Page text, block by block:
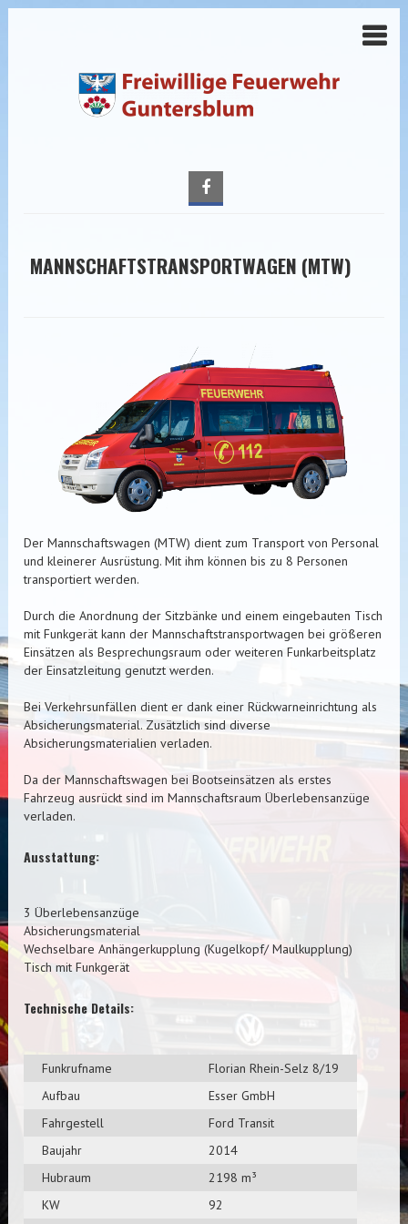
MANNSCHAFTSTRANSPORTWAGEN (MTW)
Der Mannschaftswagen (MTW) dient zum Transport von Personal
und kleinerer Ausrüstung. Mit ihm können bis zu 8 Personen
transportiert werden.
Durch die Anordnung der Sitzbänke und einem eingebauten Tisch
mit Funkgerät kann der Mannschaftstransportwagen bei größeren
Einsätzen als Besprechungsraum oder weiteren Funkarbeitsplatz
der Einsatzleitung genutzt werden.
Bei Verkehrsunfällen dient er dank einer Rückwarneinrichtung als
Absicherungsmaterial. Zusätzlich sind diverse
Absicherungsmaterialien verladen.
Da der Mannschaftswagen bei Bootseinsätzen als erstes
Fahrzeug ausrückt sind im Mannschaftsraum Überlebensanzüge
verladen.
Ausstattung:
3 Überlebensanzüge
Absicherungsmaterial
Wechselbare Anhängerkupplung (Kugelkopf/ Maulkupplung)
Tisch mit Funkgerät
Technische Details:
Funkrufname
Florian Rhein-Selz 8/19
Aufbau
Esser GmbH
Fahrgestell
Ford Transit
Baujahr
2014
Hubraum
2198 m³
KW
92